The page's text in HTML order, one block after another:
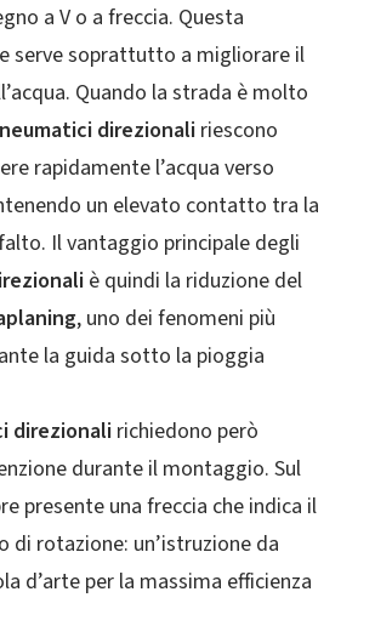
a V o a freccia. Questa
serve soprattutto a migliorare il
Quando la strada è molto
direzionali riescono
rapidamente l’acqua verso
un elevato contatto tra la
Il vantaggio principale degli
è quindi la riduzione del
, uno dei fenomeni più
la guida sotto la pioggia
direzionali richiedono però
durante il montaggio. Sul
presente una freccia che indica il
di rotazione: un’istruzione da
d’arte per la massima efficienza